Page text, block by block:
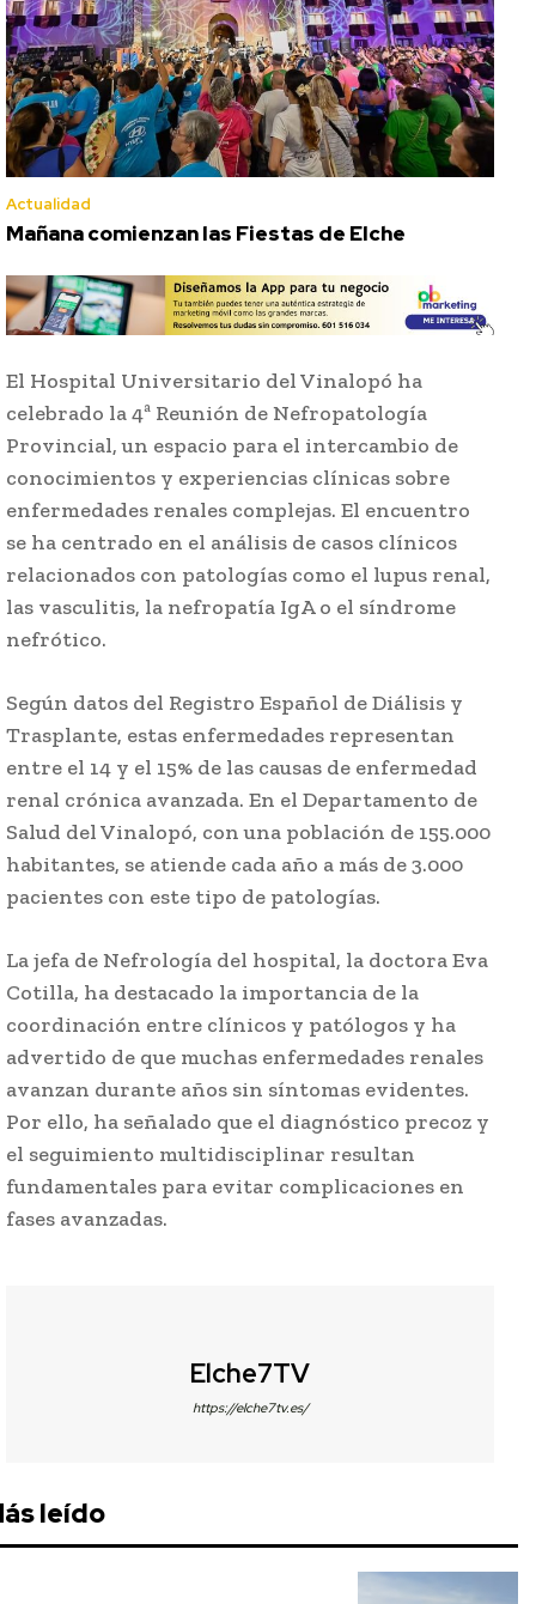
Actualidad
Mañana comienzan las Fiestas de Elche
El Hospital Universitario del Vinalopó ha
celebrado la 4ª Reunión de Nefropatología
Provincial, un espacio para el intercambio de
conocimientos y experiencias clínicas sobre
enfermedades renales complejas. El encuentro
se ha centrado en el análisis de casos clínicos
relacionados con patologías como el lupus renal,
las vasculitis, la nefropatía IgA o el síndrome
nefrótico.
Según datos del Registro Español de Diálisis y
Trasplante, estas enfermedades representan
entre el 14 y el 15% de las causas de enfermedad
renal crónica avanzada. En el Departamento de
Salud del Vinalopó, con una población de 155.000
habitantes, se atiende cada año a más de 3.000
pacientes con este tipo de patologías.
La jefa de Nefrología del hospital, la doctora Eva
Cotilla, ha destacado la importancia de la
coordinación entre clínicos y patólogos y ha
advertido de que muchas enfermedades renales
avanzan durante años sin síntomas evidentes.
Por ello, ha señalado que el diagnóstico precoz y
el seguimiento multidisciplinar resultan
fundamentales para evitar complicaciones en
fases avanzadas.
Elche7TV
https://elche7tv.es/
leído